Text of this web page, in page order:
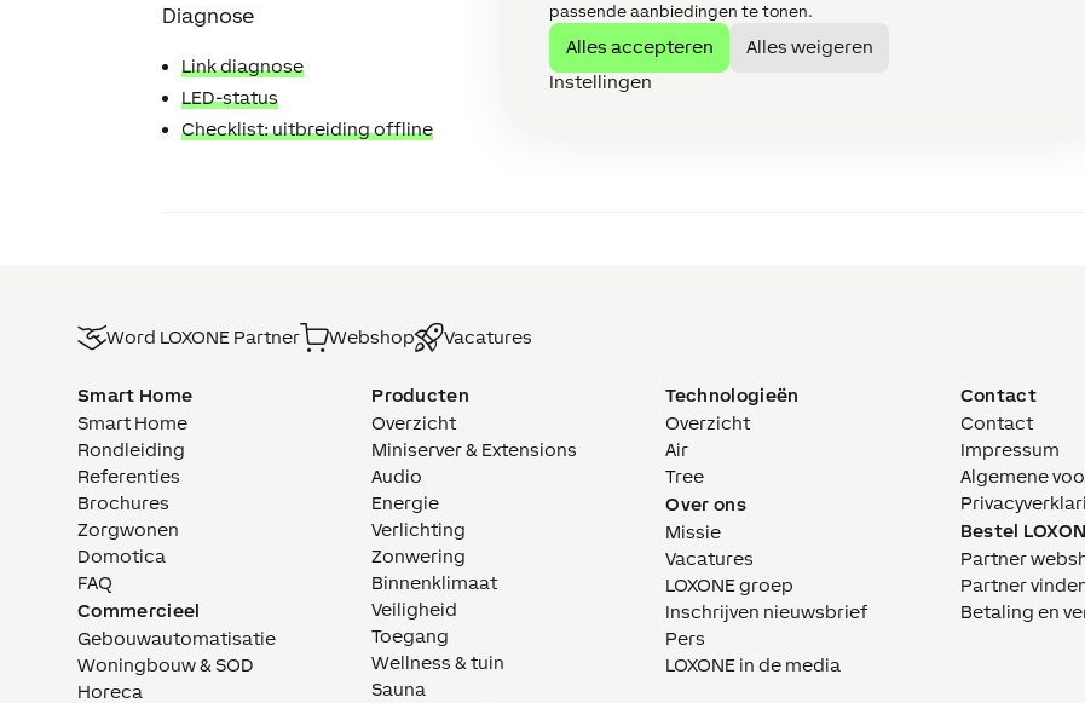
passende aanbiedingen te tonen.
Alles accepteren
Alles weigeren
Instellingen
Diagnose
Link diagnose
LED-status
Checklist: uitbreiding offline
Word LOXONE Partner Webshop Vacatures
Smart Home
Smart Home
Rondleiding
Referenties
Brochures
Zorgwonen
Domotica
FAQ
Commercieel
Gebouwautomatisatie
Woningbouw & SOD
Horeca
Producten
Overzicht
Miniserver & Extensions
Audio
Energie
Verlichting
Zonwering
Binnenklimaat
Veiligheid
Toegang
Wellness & tuin
Sauna
Technologieën
Overzicht
Air
Tree
Over ons
Missie
Vacatures
LOXONE groep
Inschrijven nieuwsbrief
Pers
LOXONE in de media
Contact
Contact
Impressum
Algemene
Bestel
Partner
Partner
Betaling en